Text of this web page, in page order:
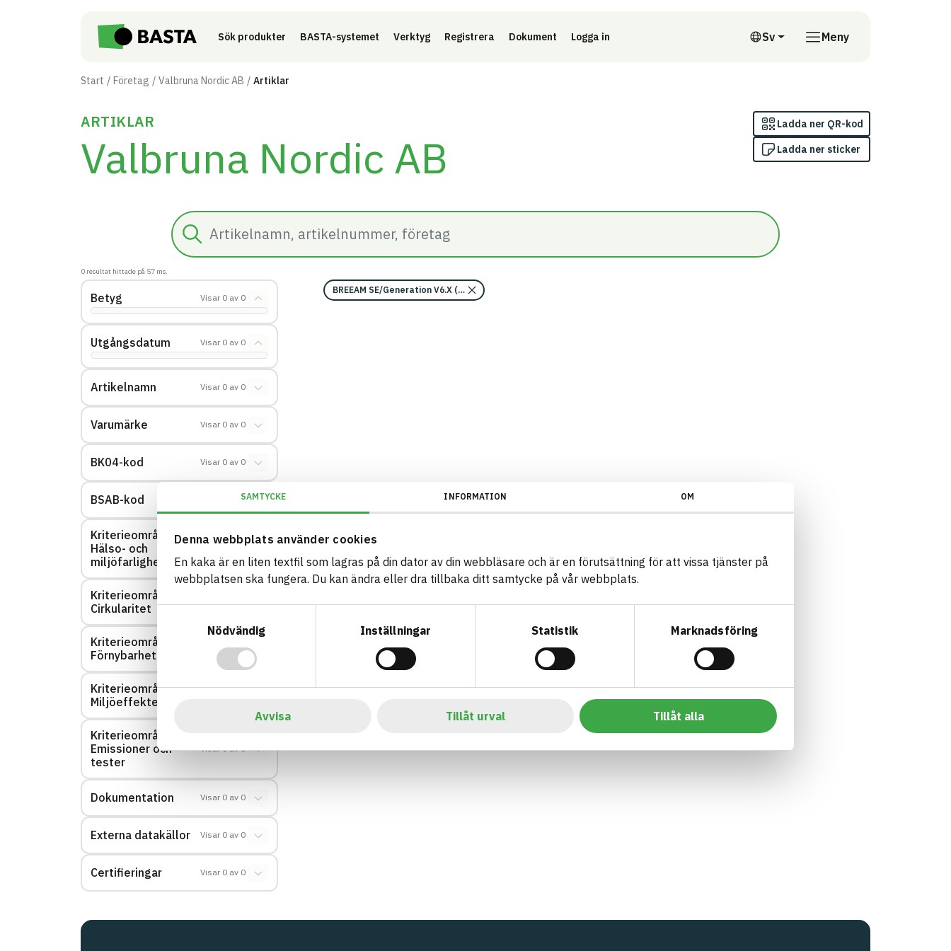
SAMTYCKE INFORMATION OM
Denna webbplats använder cookies
En kaka är en liten textfil som lagras på din dator av din webbläsare och är en förutsättning för att vissa tjänster på
webbplatsen ska fungera. Du kan ändra eller dra tillbaka ditt samtycke på vår webbplats.
Nödvändig
Inställningar Statistik Marknadsföring
Avvisa Tillåt urval Tillåt alla
Sök produkter BASTA-systemet Verktyg Registrera Dokument Logga in Sv
Svenska
Meny
Start Företag Valbruna Nordic AB Artiklar
ARTIKLAR
Valbruna Nordic AB
Ladda ner QR-kod
Ladda ner sticker
Sök
0 resultat hittade på 57 ms.
Betyg Visar 0 av 0
Utgångsdatum Visar 0 av 0
Artikelnamn Visar 0 av 0
Varumärke Visar 0 av 0
BK04-kod Visar 0 av 0
BSAB-kod 0
Kriterieområde:
Hälso- och
miljöfarlighet
0
Kriterieområde:
Cirkularitet
Kriterieområde:
Förnybarhet
0 av 0
Kriterieområde:
Miljöeffekter – EPD
Kriterieområde:
Emissioner och
tester
Visar 0 av 0
Dokumentation Visar 0 av 0
Externa datakällor Visar 0 av 0
Certifieringar Visar 0 av 0
BREEAM SE/Generation V6.X (2023)/Kriterium: Mat 07 Farliga ämnen/Bedömningskriterium 4: Installationsprodukter